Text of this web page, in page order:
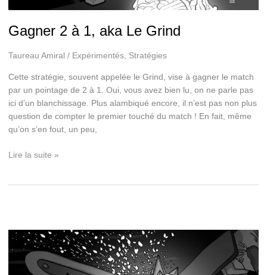
Gagner 2 à 1, aka Le Grind
Taureau Amiral / Expérimentés, Stratégies
Cette stratégie, souvent appelée le Grind, vise à gagner le match
par un pointage de 2 à 1. Oui, vous avez bien lu, on ne parle pas
ici d’un blanchissage. Plus alambiqué encore, il n’est pas non plus
question de compter le premier touché du match ! En fait, même
qu’on s’en fout, un peu,
Gagner
Grind
Lire la suite »